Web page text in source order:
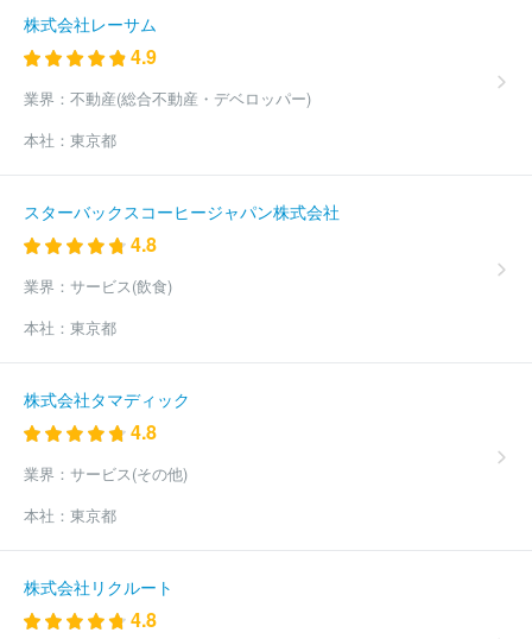
株式会社レーサム
4.9
業界： 不動産(総合不動産・デベロッパー)
本社： 東京都
スターバックスコーヒージャパン株式会社
4.8
業界： サービス(飲食)
本社： 東京都
株式会社タマディック
4.8
業界： サービス(その他)
本社： 東京都
株式会社リクルート
4.8